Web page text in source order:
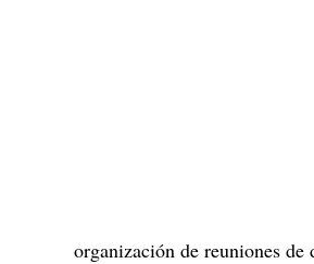
organización de reuniones de